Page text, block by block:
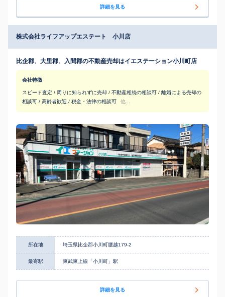
詳細を見る
株式会社ライフアップエステート 小川店
比企郡、大里郡、入間郡の不動産売却はイエステーション小川町店
会社特徴
スピード査定 / 周りに知られずに売却 / 不動産相続の相談可 / 離婚による売却の
相談可 / 高齢者歓迎 / 税金・法律の相談可
他...
所在地 埼玉県比企郡小川町腰越179-2
最寄駅 東武東上線「小川町」駅
詳細を見る